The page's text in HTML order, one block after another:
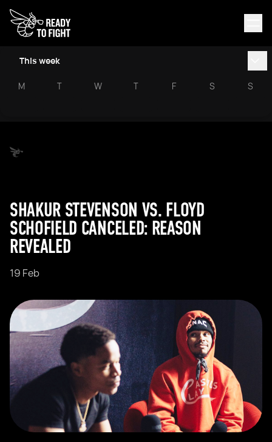
This week
M T W T F S S
SHAKUR STEVENSON VS. FLOYD
SCHOFIELD CANCELED: REASON
REVEALED
19 Feb